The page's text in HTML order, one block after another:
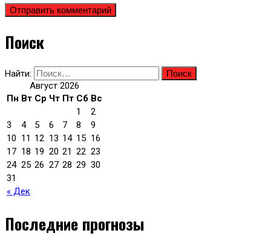
Поиск
Найти:
Август 2026
Пн Вт Ср Чт Пт Сб Вс
« Дек
1
2
3
4 5 6 7 8
9
10 11 12 13 14 15 16
17 18 19 20 21 22 23
24 25 26 27 28 29 30
31
Последние прогнозы